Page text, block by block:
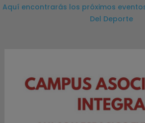
Aquí encontrarás los próximos
Del Deporte